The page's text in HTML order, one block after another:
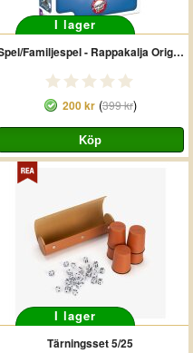
I lager
Spel/Familjespel - Rappakalja Original
200 kr(399 kr)
I lager
Tärningsset 5/25